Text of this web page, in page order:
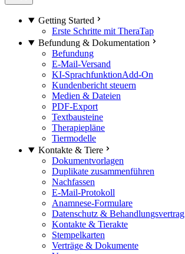
Getting Started
Erste Schritte mit TheraTap
Befundung & Dokumentation
Befundung
E-Mail-Versand
KI-SprachfunktionAdd-On
Kundenbericht steuern
Medien & Dateien
PDF-Export
Textbausteine
Therapiepläne
Tiermodelle
Kontakte & Tiere
Dokumentvorlagen
Duplikate zusammenführen
Nachfassen
E-Mail-Protokoll
Anamnese-Formulare
Datenschutz & Behandlungsvertrag
Kontakte & Tierakte
Stempelkarten
Verträge & Dokumente